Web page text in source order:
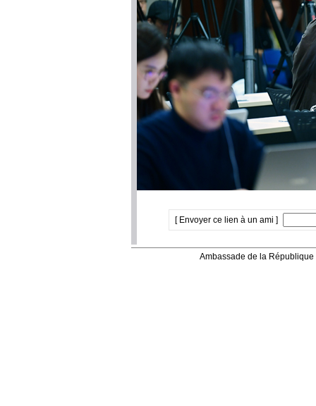
[ Envoyer ce lien à un ami ]
Ambassade de la